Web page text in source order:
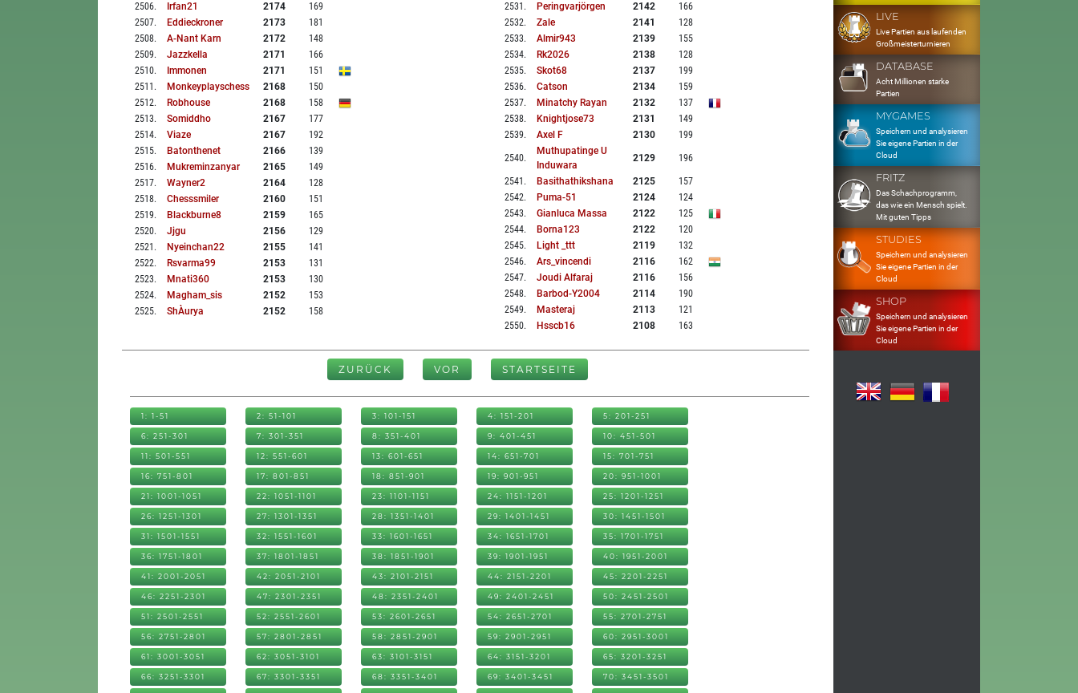
2506. Irfan21 2174
169
2507. Eddieckroner 2173
181
2508. A-Nant Karn 2172
148
2509. Jazzkella 2171
166
2510. Immonen 2171
151
2511 . Monkeyplayschess 2168
150
2512. Robhouse 2168
158
2513. Somiddho 2167
177
2514. Viaze 2167
192
2515. Batonthenet 2166
139
2516. Mukreminzanyar 2165
149
2517. Wayner2 2164
128
2518. Chesssmiler 2160
151
2519. Blackburne8 2159
165
2520. Jjgu 2156
129
2521 . Nyeinchan22 2155
141
2522. Rsvarma99 2153
131
2523. Mnati360 2153
130
2524. Magham_sis 2152
153
2525. ShÀurya 2152 158
2531 . Peringvarjörgen 2142
166
2532. Zale 2141
128
2533. Almir943 2139
155
2534. Rk2026 2138
128
2535. Skot68 2137
199
2536. Catson 2134
159
2537. Minatchy Rayan 2132
137
2538. Knightjose73 2131
149
2539. Axel F 2130 199
2540.
Muthupatinge U
Induwara
2129 196
2541 . Basithathikshana 2125
157
2542. Puma-51 2124
124
2543. Gianluca Massa 2122
125
2544. Borna123 2122
120
2545. Light _ttt 2119
132
2546. Ars_vincendi 2116
162
2547. Joudi Alfaraj 2116
156
2548. Barbod-Y2004 2114
190
2549. Masteraj 2113
121
2550. Hsscb16 2108 163
ZURÜCK VOR STARTSEITE
1: 1-51 2: 51-101 3: 101-151 4: 151-201 5: 201-251
6: 251-301 7: 301-351 8: 351-401 9: 401-451 10: 451-501
11: 501-551 12: 551-601 13: 601-651 14: 651-701 15: 701-751
16: 751-801 17: 801-851 18: 851-901 19: 901-951 20: 951-1001
21: 1001-1051 22: 1051-1101 23: 1101-1151 24: 1151-1201 25: 1201-1251
26: 1251-1301 27: 1301-1351 28: 1351-1401 29: 1401-1451 30: 1451-1501
31: 1501-1551 32: 1551-1601 33: 1601-1651 34: 1651-1701 35: 1701-1751
36: 1751-1801 37: 1801-1851 38: 1851-1901 39: 1901-1951 40: 1951-2001
41: 2001-2051 42: 2051-2101 43: 2101-2151 44: 2151-2201 45: 2201-2251
46: 2251-2301 47: 2301-2351 48: 2351-2401 49: 2401-2451 50: 2451-2501
51: 2501-2551 52: 2551-2601 53: 2601-2651 54: 2651-2701 55: 2701-2751
56: 2751-2801 57: 2801-2851 58: 2851-2901 59: 2901-2951 60: 2951-3001
61: 3001-3051 62: 3051-3101 63: 3101-3151 64: 3151-3201 65: 3201-3251
66: 3251-3301 67: 3301-3351 68: 3351-3401 69: 3401-3451 70: 3451-3501
LIVE
Live Partien aus laufenden
Großmeisterturnieren
DATABASE
Acht Millionen starke
Partien
MYGAMES
Speichern und analysieren
Sie eigene Partien in der
Cloud
FRITZ
Das Schachprogramm,
das wie ein Mensch spielt.
Mit guten Tipps
STUDIES
Speichern und analysieren
Sie eigene Partien in der
Cloud
SHOP
Speichern und analysieren
Sie eigene Partien in der
Cloud